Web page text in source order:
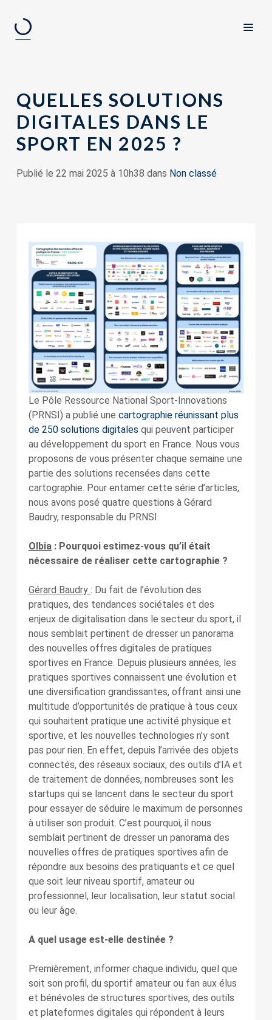
QUELLES SOLUTIONS
DIGITALES DANS LE
SPORT EN 2025 ?
Publié le 22 mai 2025 à 10h38 dans Non classé
Le Pôle Ressource National Sport-Innovations
(PRNSI) a publié une cartographie réunissant plus
de 250 solutions digitales qui peuvent participer
au développement du sport en France. Nous vous
proposons de vous présenter chaque semaine une
partie des solutions recensées dans cette
cartographie. Pour entamer cette série d’articles,
nous avons posé quatre questions à Gérard
Baudry, responsable du PRNSI.
Olbia: Pourquoi estimez-vous qu’il était
nécessaire de réaliser cette cartographie ?
Gérard Baudry : Du fait de l’évolution des
pratiques, des tendances sociétales et des
enjeux de digitalisation dans le secteur du sport, il
nous semblait pertinent de dresser un panorama
des nouvelles offres digitales de pratiques
sportives en France. Depuis plusieurs années, les
pratiques sportives connaissent une évolution et
une diversification grandissantes, offrant ainsi une
multitude d’opportunités de pratique à tous ceux
qui souhaitent pratique une activité physique et
sportive, et les nouvelles technologies n’y sont
pas pour rien. En effet, depuis l’arrivée des objets
connectés, des réseaux sociaux, des outils d’IA et
de traitement de données, nombreuses sont les
startups qui se lancent dans le secteur du sport
pour essayer de séduire le maximum de personnes
à utiliser son produit. C’est pourquoi, il nous
semblait pertinent de dresser un panorama des
nouvelles offres de pratiques sportives afin de
répondre aux besoins des pratiquants et ce quel
que soit leur niveau sportif, amateur ou
professionnel, leur localisation, leur statut social
ou leur âge.
A quel usage est-elle destinée ?
Premièrement, informer chaque individu, quel que
soit son profil, du sportif amateur ou fan aux élus
et bénévoles de structures sportives, des outils
et plateformes digitales qui répondent à leurs